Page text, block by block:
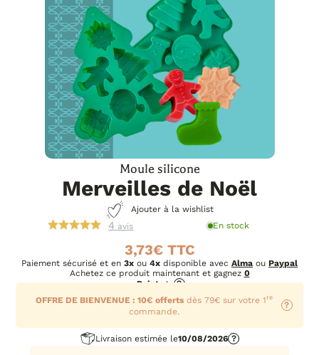
Moule silicone
Merveilles de Noël
Ajouter à la wishlist
4 avis En stock
3,73€
Paiement sécurisé et en 3x ou 4x disponible avec Alma ou Paypal
Achetez ce produit maintenant et gagnez 0
Points! ?
Livraison estimée le10/08/2026 ?
OFFRE DE BIENVENUE : 10€ offertsdès 79€ sur votre 1 re
commande.
?